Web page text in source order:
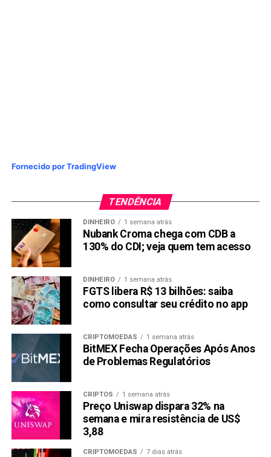
Fornecido por TradingView
TENDÊNCIA
DINHEIRO 1 semana atrás
Nubank Croma chega com CDB a
130% do CDI; veja quem tem acesso
DINHEIRO 1 semana atrás
FGTS libera R$ 13 bilhões: saiba
como consultar seu crédito no app
CRIPTOMOEDAS 1 semana atrás
BitMEX Fecha Operações Após Anos
de Problemas Regulatórios
CRIPTOS 1 semana atrás
Preço Uniswap dispara 32% na
semana e mira resistência de US$
3,88
CRIPTOMOEDAS 7 dias atrás